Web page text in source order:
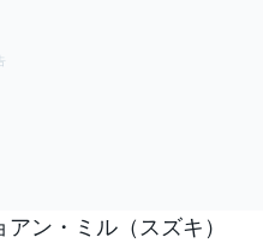
ン・ミル（スズキ）